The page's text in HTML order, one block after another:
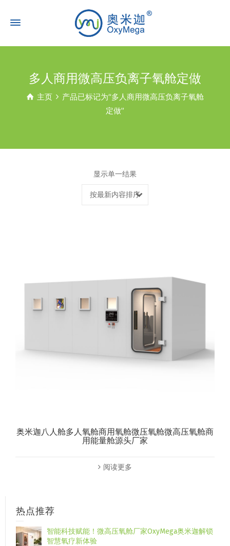
多人商用微高压负离子氧舱定做
主页
产品已标记为“多人商用微高压负离子氧舱
定做”
显示单一结果
按最新内容排序
奥米迦八人舱多人氧舱商用氧舱微压氧舱微高压氧舱商
用能量舱源头厂家
阅读更多
热点推荐
智能科技赋能！微高压氧舱厂家OxyMega奥米迦解锁
智慧氧疗新体验